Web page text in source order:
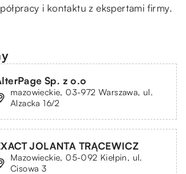
i kontaktu z ekspertami firmy.
Sp. z o.o
mazowieckie, 03-972 Warszawa, ul.
Alzacka 16/2
JOLANTA TRĄCEWICZ
Mazowieckie, 05-092 Kiełpin, ul.
Cisowa 3